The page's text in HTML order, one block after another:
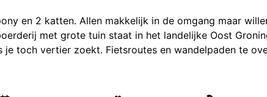
en 2 katten. Allen makkelijk in de omgang maar
met grote tuin staat in het landelijke Oost
je toch vertier zoekt. Fietsroutes en wandelpaden te